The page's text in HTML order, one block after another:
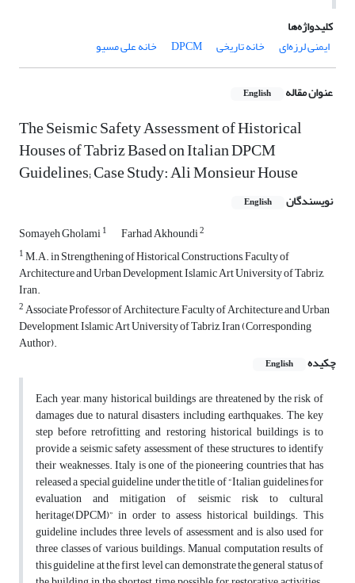
کلیدواژه‌ها
ایمنی لرزه‌ای
خانه تاریخی DPCM خانه علی مسیو
عنوان مقاله English
The Seismic Safety Assessment of Historical
Houses of Tabriz Based on Italian DPCM
Guidelines; Case Study: Ali Monsieur House
نویسندگان English
Somayeh Gholami1 Farhad Akhoundi2
1M.A. in Strengthening of Historical Constructions, Faculty of
Architecture and Urban Development, Islamic Art University of Tabriz,
Iran.
2Associate Professor of Architecture, Faculty of Architecture and Urban
Development, Islamic Art University of Tabriz, Iran (Corresponding
Author).
چکیده
English
Each year, many historical buildings are threatened by the risk of
damages due to natural disasters, including earthquakes. The key
step before retrofitting and restoring historical buildings is to
provide a seismic safety assessment of these structures to identify
their weaknesses. Italy is one of the pioneering countries that has
released a special guideline under the title of “Italian guidelines for
evaluation and mitigation of seismic risk to cultural
heritage(DPCM)” in order to assess historical buildings. This
guideline includes three levels of assessment and is also used for
three classes of various buildings. Manual computation results of
this guideline at the first level can demonstrate the general status of